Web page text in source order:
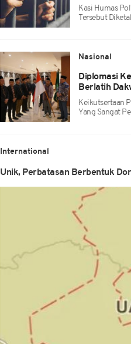
Kasi Humas
Tersebut
Nasional
Diplomasi
Berlatih
Keikutsertaan
Yang Sangat
International
Unik, Perbatasan Berbentuk